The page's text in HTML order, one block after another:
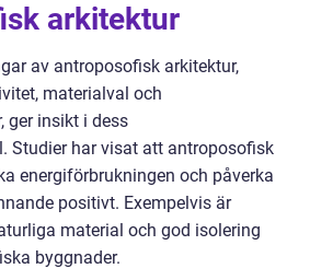
arkitektur
av antroposofisk arkitektur,
materialval och
ger insikt i dess
Studier har visat att antroposofisk
energiförbrukningen och påverka
positivt. Exempelvis är
material och god isolering
byggnader.